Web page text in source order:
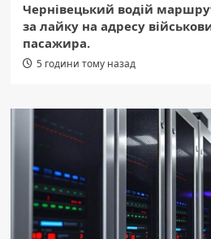
Чернівецький водій
за лайку на адресу
пасажира.
5 години тому назад